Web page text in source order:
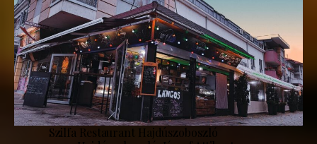
Szilfa Restaurant Hajdúszoboszló